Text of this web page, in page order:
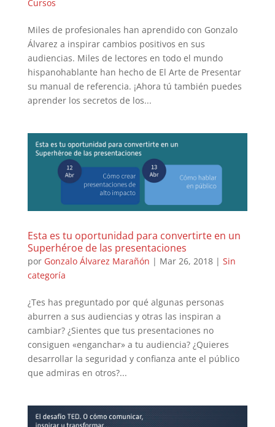
Cursos
Miles de profesionales han aprendido con Gonzalo
Álvarez a inspirar cambios positivos en sus
audiencias. Miles de lectores en todo el mundo
hispanohablante han hecho de El Arte de Presentar
su manual de referencia. ¡Ahora tú también puedes
aprender los secretos de los...
Esta es tu oportunidad para convertirte en un
Superhéroe de las presentaciones
por Gonzalo Álvarez Marañón | Mar 26, 2018| Sin
categoría
¿Tes has preguntado por qué algunas personas
aburren a sus audiencias y otras las inspiran a
cambiar? ¿Sientes que tus presentaciones no
consiguen «enganchar» a tu audiencia? ¿Quieres
desarrollar la seguridad y confianza ante el público
que admiras en otros?...